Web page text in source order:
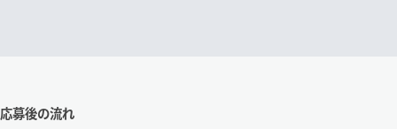
応募後の流れ